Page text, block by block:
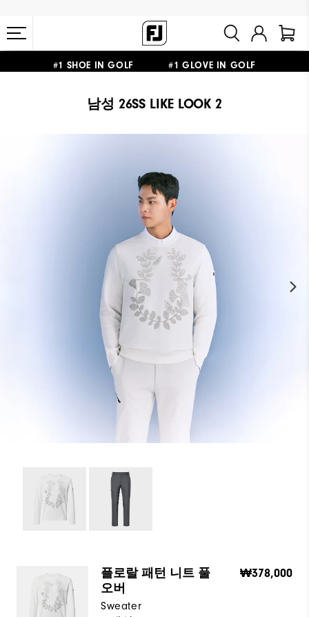
#1 SHOE IN GOLF #1 GLOVE IN GOLF
10만원 이상 구매 시 배송·반품 무료
남성 26SS LIKE LOOK 2
플로랄 패턴 니트 풀
오버
Sweater
₩378,000